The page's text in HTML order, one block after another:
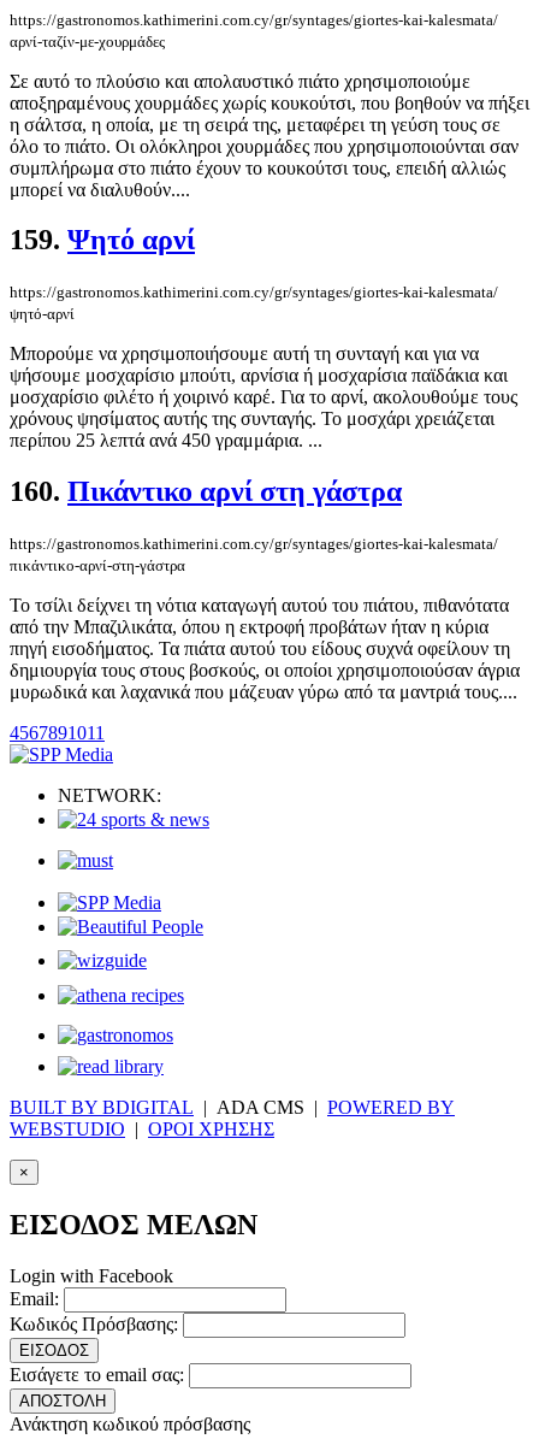
https://gastronomos.kathimerini.com.cy/gr/syntages/giortes-kai-kalesmata/
αρνί-ταζίν-με-χουρμάδες
Σε αυτό το πλούσιο και απολαυστικό πιάτο χρησιμοποιούμε
αποξηραμένους χουρμάδες χωρίς κουκούτσι, που βοηθούν να πήξει
η σάλτσα, η οποία, με τη σειρά της, μεταφέρει τη γεύση τους σε
όλο το πιάτο. Οι ολόκληροι χουρμάδες που χρησιμοποιούνται σαν
συμπλήρωμα στο πιάτο έχουν το κουκούτσι τους, επειδή αλλιώς
μπορεί να διαλυθούν....
159. Ψητό αρνί
https://gastronomos.kathimerini.com.cy/gr/syntages/giortes-kai-kalesmata/
ψητό-αρνί
Μπορούμε να χρησιμοποιήσουμε αυτή τη συνταγή και για να
ψήσουμε μοσχαρίσιο μπούτι, αρνίσια ή μοσχαρίσια παϊδάκια και
μοσχαρίσιο φιλέτο ή χοιρινό καρέ. Για το αρνί, ακολουθούμε τους
χρόνους ψησίματος αυτής της συνταγής. Το μοσχάρι χρειάζεται
περίπου 25 λεπτά ανά 450 γραμμάρια. ...
160. Πικάντικο αρνί στη γάστρα
https://gastronomos.kathimerini.com.cy/gr/syntages/giortes-kai-kalesmata/
πικάντικο-αρνί-στη-γάστρα
Το τσίλι δείχνει τη νότια καταγωγή αυτού του πιάτου, πιθανότατα
από την Μπαζιλικάτα, όπου η εκτροφή προβάτων ήταν η κύρια
πηγή εισοδήματος. Τα πιάτα αυτού του είδους συχνά οφείλουν τη
δημιουργία τους στους βοσκούς, οι οποίοι χρησιμοποιούσαν άγρια
μυρωδικά και λαχανικά που μάζευαν γύρω από τα μαντριά τους....
4567891011
NETWORK:
BUILT BY BDIGITAL | ADA CMS | POWERED BY
WEBSTUDIO | ΟΡΟΙ ΧΡΗΣΗΣ
×
ΕΙΣΟΔΟΣ ΜΕΛΩΝ
Login with Facebook
Email:
Κωδικός Πρόσβασης:
ΕΙΣΟΔΟΣ
Εισάγετε το email σας:
ΑΠΟΣΤΟΛΗ
Ανάκτηση κωδικού πρόσβασης